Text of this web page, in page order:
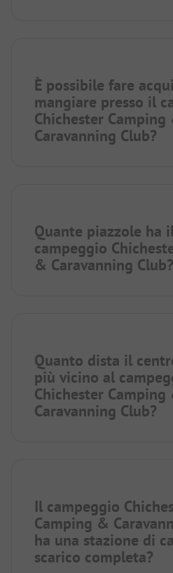
È possibile fare
mangiare presso il
Chichester Camping
Caravanning Club?
Quante piazzole ha
campeggio
& Caravanning Club?
Quanto dista il
più vicino al
Chichester Camping
Caravanning Club?
Il campeggio
Camping &
ha una stazione di
scarico completa?